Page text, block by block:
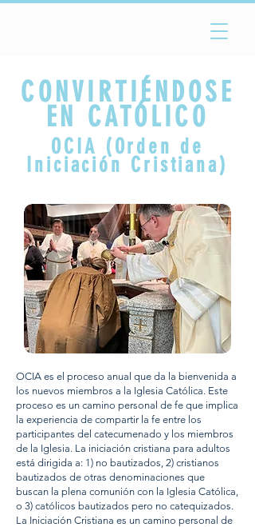
CONVIRTIÉNDOSE
EN CATÓLICO
OCIA (Orden de
Iniciación Cristiana)
OCIA es el proceso anual que da la bienvenida a
los nuevos miembros a la Iglesia Católica. Este
proceso es un camino personal de fe que implica
la experiencia de compartir la fe entre los
participantes del catecumenado y los miembros
de la Iglesia. La iniciación cristiana para adultos
está dirigida a: 1) no bautizados, 2) cristianos
bautizados de otras denominaciones que
buscan la plena comunión con la Iglesia Católica,
o 3) católicos bautizados pero no catequizados.
La Iniciación Cristiana es un camino personal de